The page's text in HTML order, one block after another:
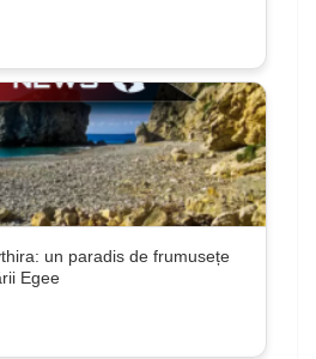
un paradis de frumusețe
Egee